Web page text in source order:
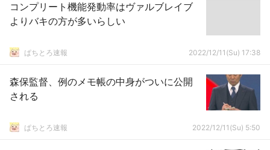
コンプリート機能発動率はヴァルブレイブ
よりバキの方が多いらしい
ぱちとろ速報 2022/12/11(Su) 17:38
森保監督、例のメモ帳の中身がついに公開
される
ぱちとろ速報 2022/12/11(Su) 5:50